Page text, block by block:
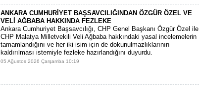
ANKARA CUMHURİYET BAŞSAVCILIĞINDAN ÖZGÜR ÖZEL VE
VELİ AĞBABA HAKKINDA FEZLEKE
​Ankara Cumhuriyet Başsavcılığı, CHP Genel Başkanı Özgür Özel ile
CHP Malatya Milletvekili Veli Ağbaba hakkındaki yasal incelemelerin
tamamlandığını ve her iki isim için de dokunulmazlıklarının
kaldırılması istemiyle fezleke hazırlandığını duyurdu.
05 Ağustos 2026 Çarşamba 10:19